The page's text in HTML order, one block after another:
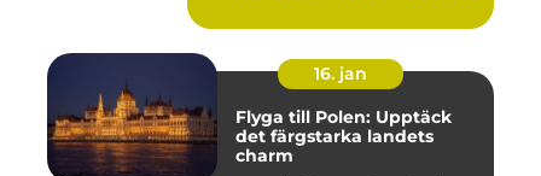
16. jan
Flyga till Polen: Upptäck
det färgstarka landets
charm